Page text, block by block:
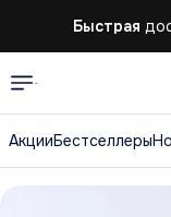
Быстрая
АкцииБестселлеры